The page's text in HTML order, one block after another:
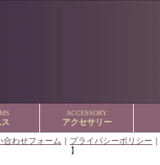
ACCESSORY
アクセサリー
合わせフォーム プライバシーポリシー
】